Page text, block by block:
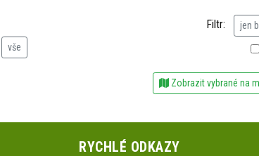
vše
Filtr: jen
Zobrazit vybrané na
RYCHLÉ ODKAZY